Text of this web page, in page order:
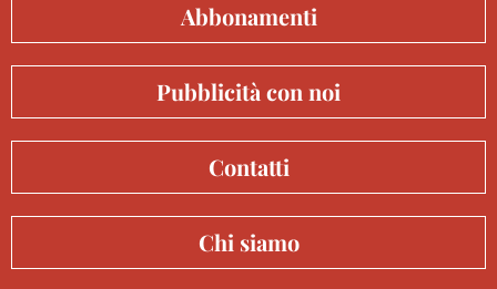
Abbonamenti
Pubblicità con noi
Contatti
Chi siamo